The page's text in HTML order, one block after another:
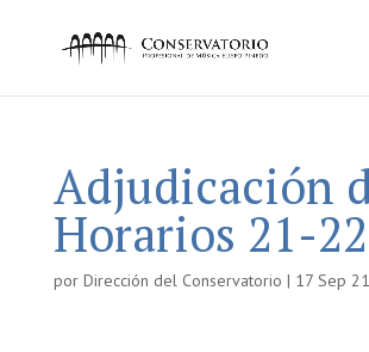
Adjudicación
Horarios 21-22
por Dirección del Conservatorio | 17 Sep 21